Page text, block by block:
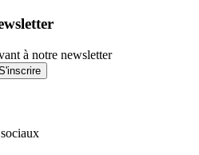
à notre newsletter